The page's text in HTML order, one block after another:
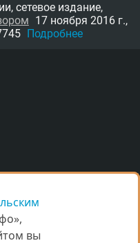
сетевое издание,
17 ноября 2016 г.,
Подробнее
вы
вы